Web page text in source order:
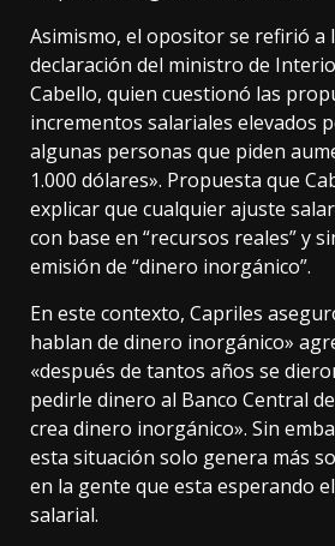
Asimismo, el opositor se refirió a
declaración del ministro de
Cabello, quien cuestionó las
incrementos salariales elevados
algunas personas que piden
1.000 dólares». Propuesta que
explicar que cualquier ajuste
con base en “recursos reales” y
emisión de “dinero inorgánico”.
En este contexto, Capriles
hablan de dinero inorgánico»
«después de tantos años se
pedirle dinero al Banco Central
crea dinero inorgánico». Sin
esta situación solo genera más
en la gente que esta esperando
salarial.